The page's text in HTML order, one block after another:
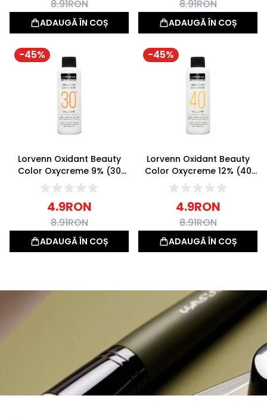
8.91RON
ADAUGĂ ÎN COȘ
8.91RON
ADAUGĂ ÎN COȘ
-45%
Lorvenn Oxidant Beauty
Color Oxycreme 9% (30
Volume) 70ml
4.9RON
8.91RON
ADAUGĂ ÎN COȘ
-45%
Lorvenn Oxidant Beauty
Color Oxycreme 12% (40
Volume) 70ml
4.9RON
8.91RON
ADAUGĂ ÎN COȘ